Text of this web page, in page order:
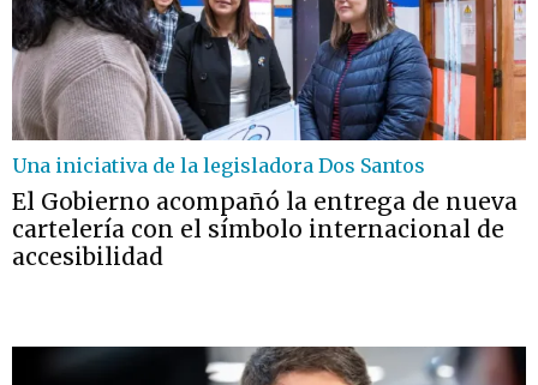
Una iniciativa de la legisladora Dos Santos
El Gobierno acompañó la entrega de nueva
cartelería con el símbolo internacional de
accesibilidad